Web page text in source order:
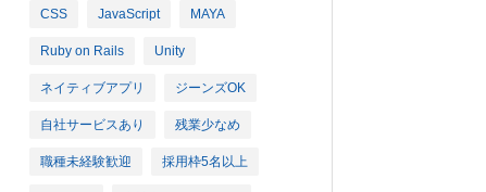
CSS JavaScript MAYA
Ruby on Rails Unity
ネイティブアプリ ジーンズOK
自社サービスあり 残業少なめ
職種未経験歓迎 採用枠5名以上